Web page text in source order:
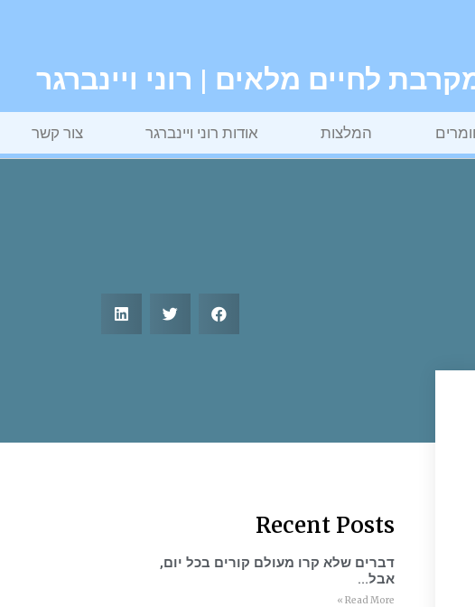
לחיים מלאים | רוני ויינברגר
המלצות אודות רוני ויינברגר צור קשר
Recent Posts
דברים שלא קרו מעולם קורים בכל יום,
אבל…
Read More »